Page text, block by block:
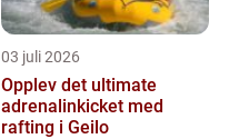
03 juli 2026
Opplev det ultimate
adrenalinkicket med
rafting i Geilo